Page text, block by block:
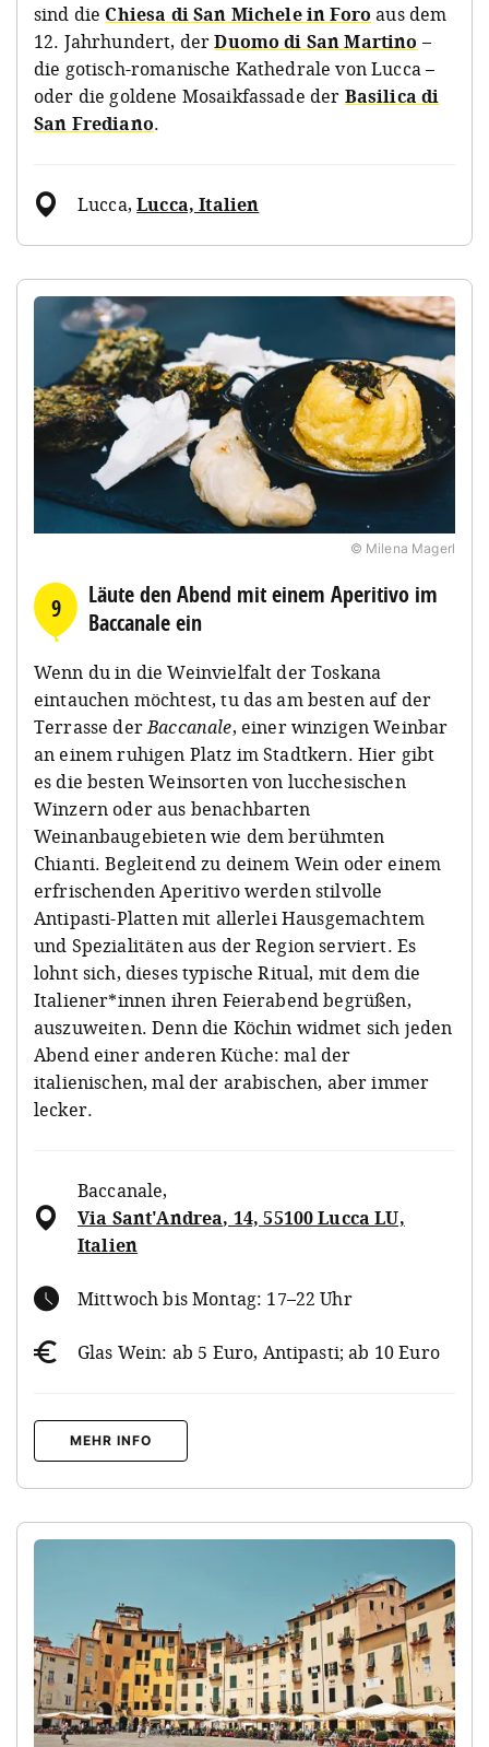
sind die Chiesa di San Michele in Foro aus dem
12. Jahrhundert, derDuomo di San Martino –
die gotisch-romanische Kathedrale von Lucca –
oder die goldene Mosaikfassade der Basilica di
San Frediano.
Lucca,Lucca, Italien
© Milena Magerl
9
Läute den Abend mit einem Aperitivo im
Baccanale ein
Wenn du in die Weinvielfalt der Toskana
eintauchen möchtest, tu das am besten auf der
Terrasse derBaccanale, einer winzigen Weinbar
an einem ruhigen Platz im Stadtkern. Hier gibt
es die besten Weinsorten von lucchesischen
Winzern oder aus benachbarten
Weinanbaugebieten wie dem berühmten
Chianti. Begleitend zu deinem Wein oder einem
erfrischenden Aperitivo werden stilvolle
Antipasti-Platten mit allerlei Hausgemachtem
und Spezialitäten aus der Region serviert. Es
lohnt sich, dieses typische Ritual, mit dem die
Italiener*innen ihren Feierabend begrüßen,
auszuweiten. Denn die Köchin widmet sich jeden
Abend einer anderen Küche: mal der
italienischen, mal der arabischen, aber immer
lecker.
Baccanale,
Via Sant'Andrea, 14, 55100 Lucca LU,
Italien
Mittwoch bis Montag: 17–22 Uhr
Glas Wein: ab 5 Euro, Antipasti; ab 10 Euro
MEHR INFO